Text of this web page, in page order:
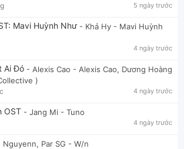
5 ngày trước
Mavi Huỳnh Như - Khả Hy - Mavi Huỳnh
4 ngày trước
Ai Đó - Alexis Cao - Alexis Cao, Dương Hoàng
)
4 ngày trước
OST - Jang Mi - Tuno
4 ngày trước
Nguyenn, Par SG - W/n